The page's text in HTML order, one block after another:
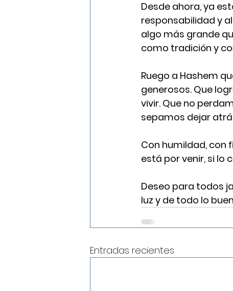
Desde ahora, ya
responsabilidad y
algo más grande
como tradición y
Ruego a Hashem
generosos. Que
vivir. Que no
sepamos dejar
Con humildad, con
está por venir, si lo
Deseo para todos
luz y de todo lo
Entradas recientes